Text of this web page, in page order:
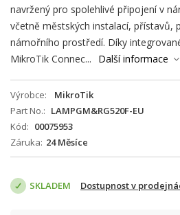
navržený pro spolehlivé připojení v
včetně městských instalací, přístavů,
námořního prostředí. Díky
MikroTik Connec...
Další informace
Výrobce
MikroTik
Part No.
LAMPGM&RG520F-EU
Kód
00075953
Záruka 24 Měsíce
SKLADEM Dostupnost v